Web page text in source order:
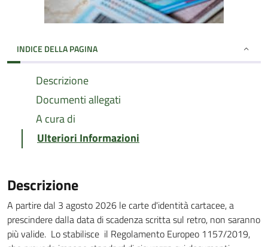
INDICE DELLA PAGINA
Descrizione
Documenti allegati
A cura di
Ulteriori Informazioni
Descrizione
A partire dal 3 agosto 2026 le carte d'identità cartacee, a
prescindere dalla data di scadenza scritta sul retro, non saranno
più valide. Lo stabilisce il Regolamento Europeo 1157/2019,